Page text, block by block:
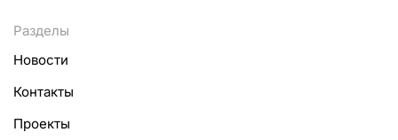
Разделы
Новости
Контакты
Проекты